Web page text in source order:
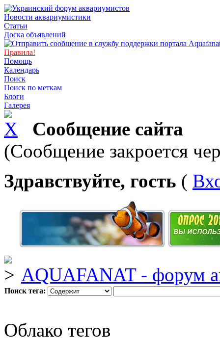
Новости аквариумистики
Статьи
Доска объявлений
Правила!
Помощь
Календарь
Поиск
Поиск по меткам
Блоги
Галерея
Сообщение сайта
(Сообщение закроется
Здравствуйте, гость (
AQUAFANAT - форум
Поиск тега:
Облако тегов